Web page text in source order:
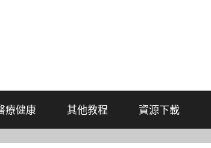
療健康 其他教程 資源下載